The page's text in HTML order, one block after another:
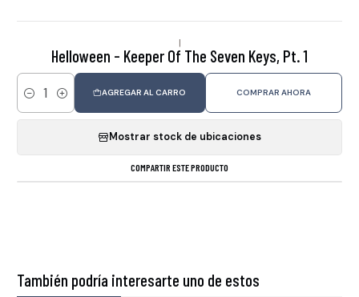
|
Helloween - Keeper Of The Seven Keys, Pt. 1
Cantidad
AGREGAR AL CARRO COMPRAR AHORA
Mostrar stock de ubicaciones
COMPARTIR ESTE PRODUCTO
También podría interesarte uno de estos